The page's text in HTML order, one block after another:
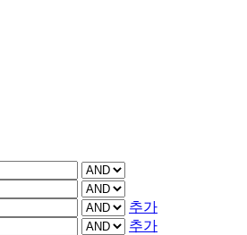
추가
추가